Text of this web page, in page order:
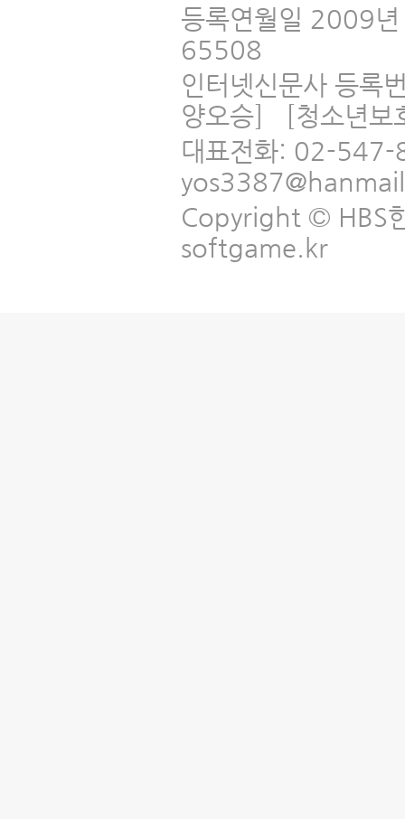
등록연월일 2009
65508
인터넷신문사 등
양오승] [청소년보
대표전화: 02-
Copyright © HBS
softgame.kr